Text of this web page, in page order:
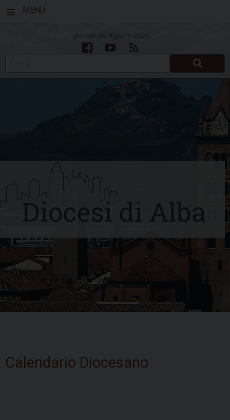
MENU
giovedì, 06 Agosto 2026
FacebookYoutubeFeed
content
Calendario Diocesano